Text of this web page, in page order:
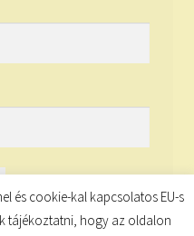
és cookie-kal kapcsolatos EU-s
tájékoztatni, hogy az oldalon